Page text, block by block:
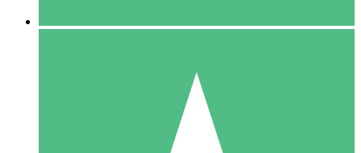
US$1500
10 Download
20